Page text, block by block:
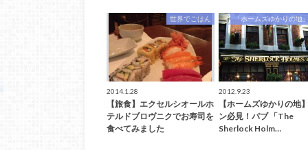
世界でごはん
2014.1.28
【旅食】エクセルシオールホ
テルドブロヴニクでお寿司を
食べてみました
「ホームズゆかりの地
2012.9.23
【ホームズゆかりの地
ン必見！パブ 「The
Sherlock Holm…